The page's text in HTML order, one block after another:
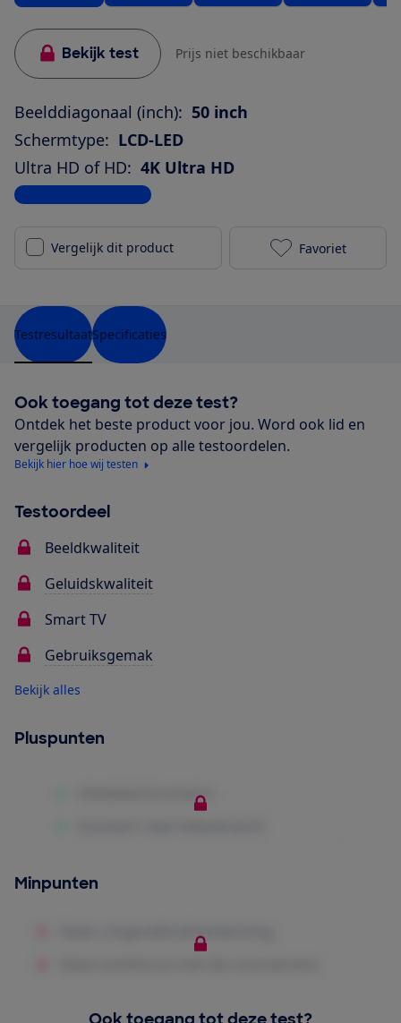
Bekijk test Prijs niet beschikbaar
Beelddiagonaal (inch): 50 inch
Schermtype: LCD-LED
Ultra HD of HD: 4K Ultra HD
Bekijk alle specificaties
Vergelijk dit product LG
Favoriet
TestresultaatSpecificaties
Ook toegang tot deze test?
Ontdek het beste product voor jou. Word ook lid en
vergelijk producten op alle testoordelen.
Bekijk hier hoe wij testen
Testoordeel
Beeldkwaliteit
Geluidskwaliteit
Smart TV
Gebruiksgemak
Bekijk alles
Pluspunten
Minpunten